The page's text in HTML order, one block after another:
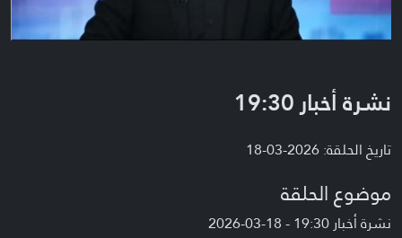
نشرة أخبار 19:30
تاريخ الحلقة: 2026-03-18
موضوع الحلقة
نشرة أخبار 19:30 - 18-03-2026